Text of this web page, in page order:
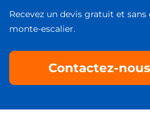
Recevez un devis gratuit et
monte-escalier.
Contactez-nous